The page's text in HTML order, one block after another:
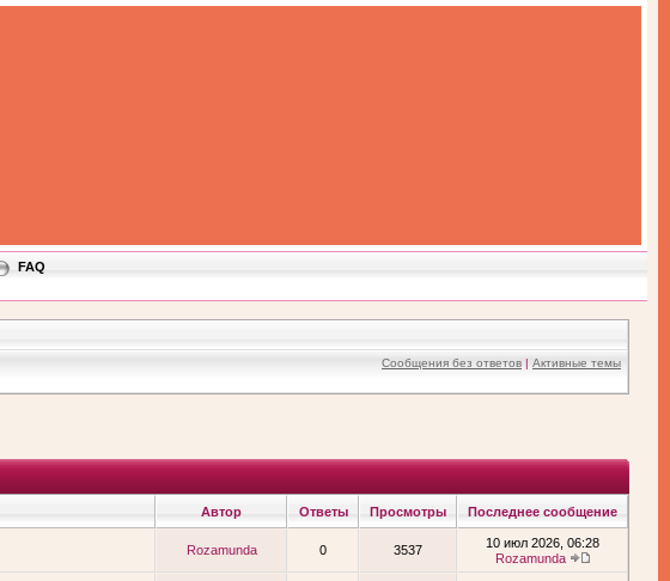
FAQ
Сообщения без ответов | Активные темы
Автор Ответы Просмотры Последнее сообщение
Rozamunda 0 3537
10 июл 2026, 06:28
Rozamunda